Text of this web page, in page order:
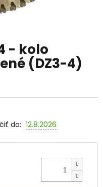
- kolo
(DZ3-4)
do: 12.8.2026